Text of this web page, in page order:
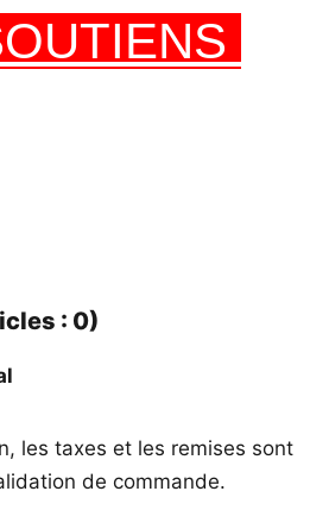
: 0)
les taxes et les remises sont
de commande.